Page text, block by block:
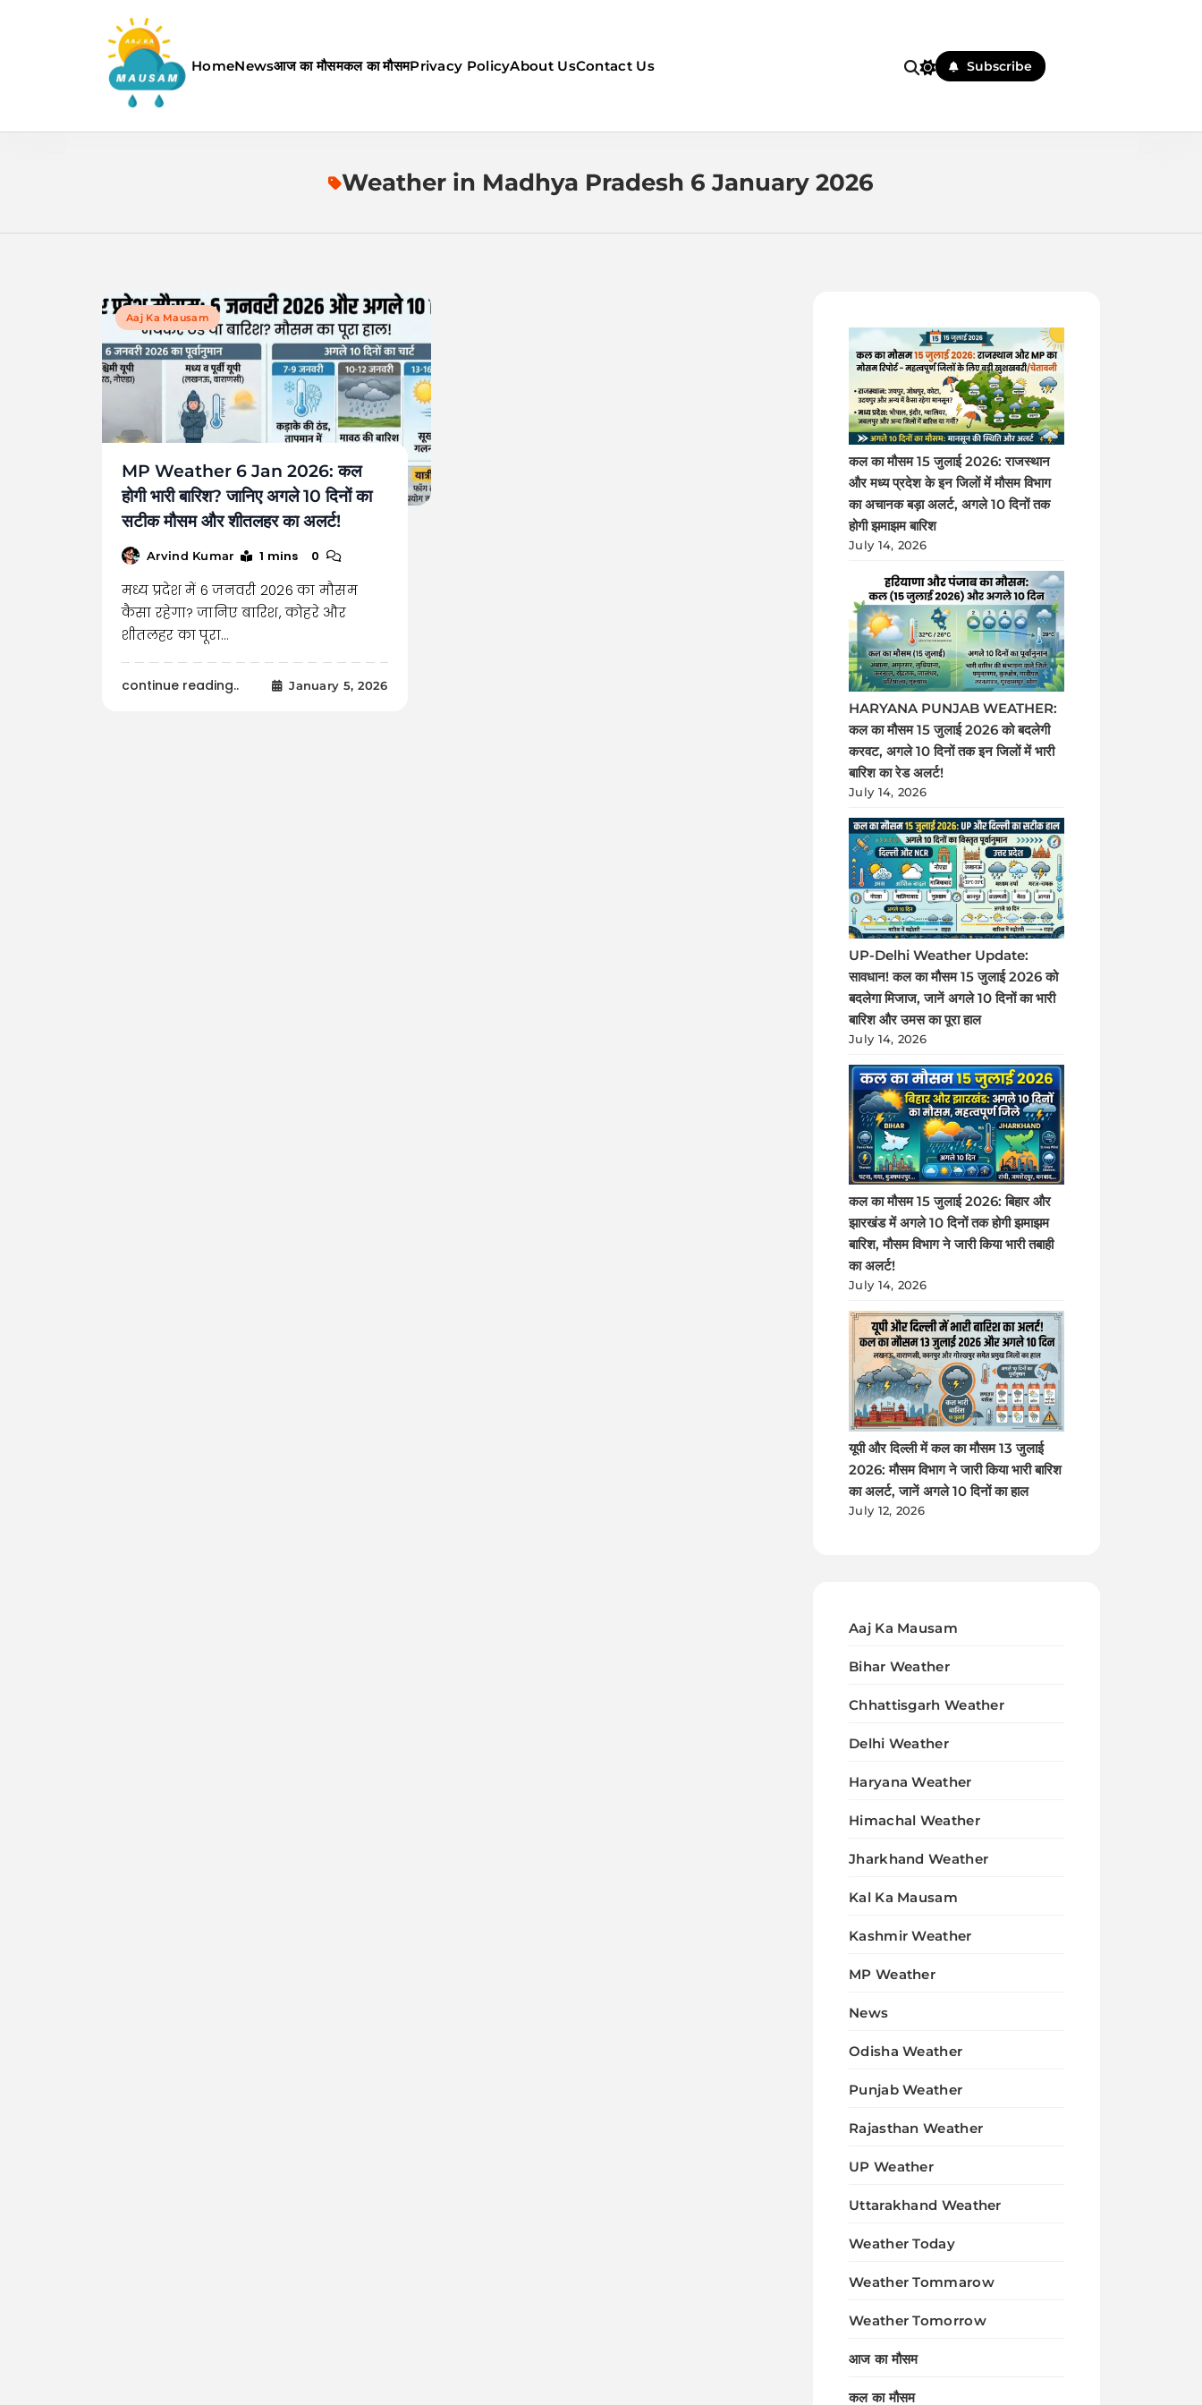
Aaj Ka Mausam | आज का मौसम | कल का मौसम की जानकारी सबसे पहले
HomeNewsआज का मौसमकल का मौसमPrivacy PolicyAbout UsContact Us Subscribe
Weather in Madhya Pradesh 6 January 2026
Aaj Ka Mausam
MP Weather 6 Jan 2026: कल
होगी भारी बारिश? जानिए अगले 10 दिनों का
सटीक मौसम और शीतलहर का अलर्ट!
Arvind Kumar 1 mins 0
मध्य प्रदेश में 6 जनवरी 2026 का मौसम
कैसा रहेगा? जानिए बारिश, कोहरे और
शीतलहर का पूरा…
continue reading.. January 5, 2026
कल का मौसम 15 जुलाई 2026: राजस्थान
और मध्य प्रदेश के इन जिलों में मौसम विभाग
का अचानक बड़ा अलर्ट, अगले 10 दिनों तक
होगी झमाझम बारिश
July 14, 2026
HARYANA PUNJAB WEATHER:
कल का मौसम 15 जुलाई 2026 को बदलेगी
करवट, अगले 10 दिनों तक इन जिलों में भारी
बारिश का रेड अलर्ट!
July 14, 2026
UP-Delhi Weather Update:
सावधान! कल का मौसम 15 जुलाई 2026 को
बदलेगा मिजाज, जानें अगले 10 दिनों का भारी
बारिश और उमस का पूरा हाल
July 14, 2026
कल का मौसम 15 जुलाई 2026: बिहार और
झारखंड में अगले 10 दिनों तक होगी झमाझम
बारिश, मौसम विभाग ने जारी किया भारी तबाही
का अलर्ट!
July 14, 2026
यूपी और दिल्ली में कल का मौसम 13 जुलाई
2026: मौसम विभाग ने जारी किया भारी बारिश
का अलर्ट, जानें अगले 10 दिनों का हाल
July 12, 2026
Aaj Ka Mausam
Bihar Weather
Chhattisgarh Weather
Delhi Weather
Haryana Weather
Himachal Weather
Jharkhand Weather
Kal Ka Mausam
Kashmir Weather
MP Weather
News
Odisha Weather
Punjab Weather
Rajasthan Weather
UP Weather
Uttarakhand Weather
Weather Today
Weather Tommarow
Weather Tomorrow
आज का मौसम
कल का मौसम